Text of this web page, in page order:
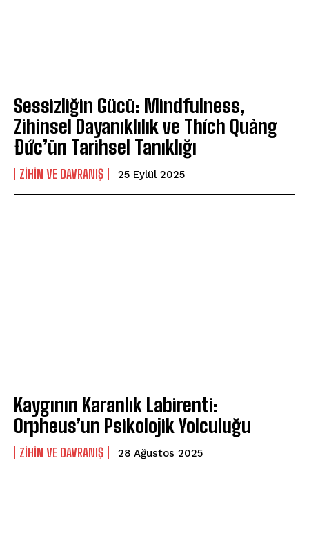
Sessizliğin Gücü: Mindfulness,
Zihinsel Dayanıklılık ve Thích Quảng
Đức’ün Tarihsel Tanıklığı
⁠ZIHIN VE DAVRANIŞ 25 Eylül 2025
Kaygının Karanlık Labirenti:
Orpheus’un Psikolojik Yolculuğu
⁠ZIHIN VE DAVRANIŞ 28 Ağustos 2025